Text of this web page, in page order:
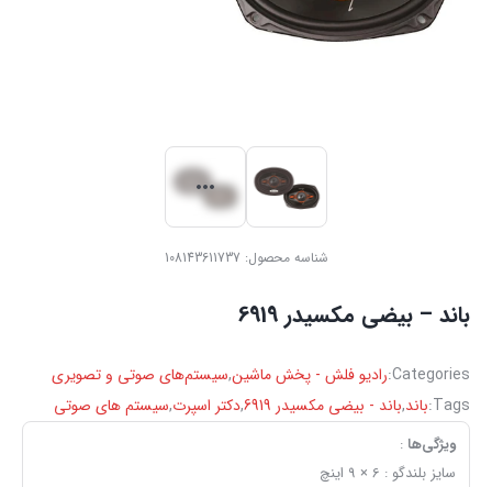
شناسه محصول: 108143611737
باند – بیضی مکسیدر 6919
Categories: رادیو فلش - پخش ماشین,سیستم‌های صوتی و تصویری
Tags: باند,باند - بیضی مکسیدر 6919 ,دکتر اسپرت,سیستم های صوتی
ویژگی‌ها :
سایز بلندگو : 6 × 9 اینچ